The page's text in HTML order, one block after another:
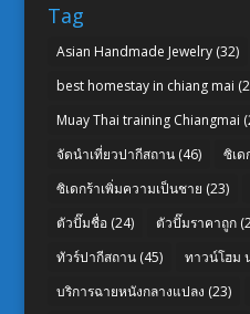
Tag
Asian Handmade Jewelry(32)
best homestay in chiang mai
Muay Thai training Chiangmai
จัดนำเที่ยวปากีสถาน(46) ซิเด
ซิเดกร้าเพิ่มความเป็นชาย (23)
ตัวปั๊มชื่อ(24) ตัวปั๊มราคาถูก
ทัวร์ปากีสถาน(45) ทาวน์โฮม
บริการฉายหนังกลางแปลง (23)